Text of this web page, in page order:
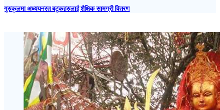
गुरुकुलमा अध्ययनरत बटुकहरुलाई शैक्षिक सामग्री वितरण